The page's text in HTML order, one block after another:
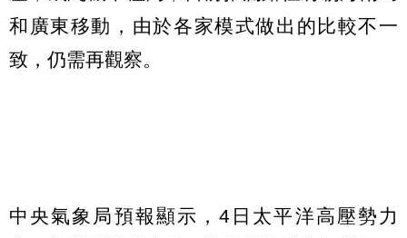
和廣東移動，由於各家模式做出的比較不一
致，仍需再觀察。
中央氣象局預報顯示，4日太平洋高壓勢力